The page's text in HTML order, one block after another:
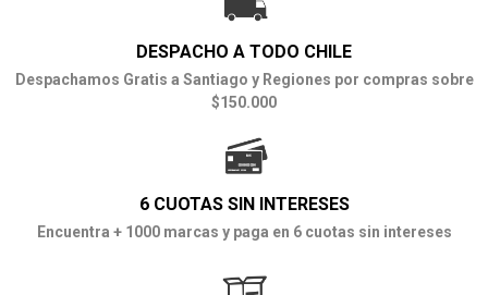
DESPACHO A TODO CHILE
Despachamos Gratis a Santiago y Regiones por compras sobre
$150.000
6 CUOTAS SIN INTERESES
Encuentra + 1000 marcas y paga en 6 cuotas sin intereses